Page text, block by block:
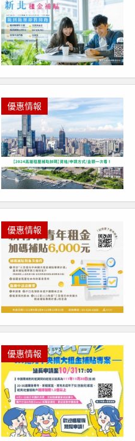
優惠情報
優惠情報
優惠情報